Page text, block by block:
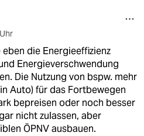
eben die Energieeffizienz
Energieverschwendung
Die Nutzung von bspw. mehr
Auto) für das Fortbewegen
bepreisen oder noch besser
nicht zulassen, aber
ÖPNV ausbauen.